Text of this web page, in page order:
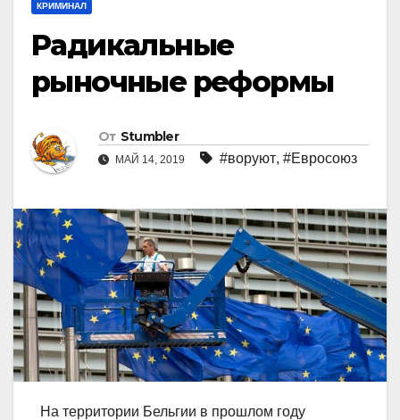
КРИМИНАЛ
Радикальные
рыночные реформы
От Stumbler
МАЙ 14, 2019 #воруют, #Евросоюз
На территории Бельгии в прошлом году